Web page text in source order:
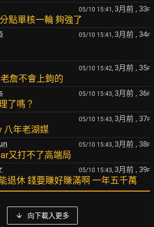
05/10 15:41, 3月前 , 33F
點單核一輪 夠強了
05/10 15:41, 3月前 , 34F
05/10 15:42, 3月前 , 35F
詹不會上鉤的
05/10 15:43, 3月前 , 36F
了嗎？
05/10 15:43, 3月前 , 37F
八年老湖媒
05/10 15:43, 3月前 , 38F
又打不了高端局
05/10 15:43, 3月前 , 39F
退休 錢要賺好賺滿啊 一年五千萬
向下載入更多